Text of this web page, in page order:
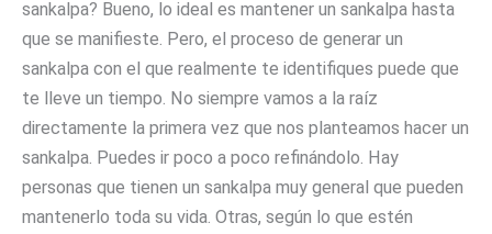
sankalpa? Bueno, lo ideal es mantener un sankalpa hasta
que se manifieste. Pero, el proceso de generar un
sankalpa con el que realmente te identifiques puede que
te lleve un tiempo. No siempre vamos a la raíz
directamente la primera vez que nos planteamos hacer un
sankalpa. Puedes ir poco a poco refinándolo. Hay
personas que tienen un sankalpa muy general que pueden
mantenerlo toda su vida. Otras, según lo que estén